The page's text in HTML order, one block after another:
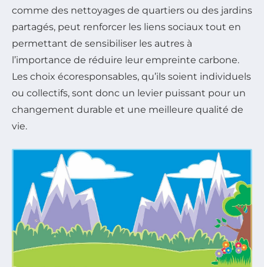
comme des nettoyages de quartiers ou des jardins
partagés, peut renforcer les liens sociaux tout en
permettant de sensibiliser les autres à
l’importance de réduire leur empreinte carbone.
Les choix écoresponsables, qu’ils soient individuels
ou collectifs, sont donc un levier puissant pour un
changement durable et une meilleure qualité de
vie.